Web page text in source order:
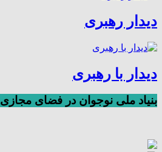
دیدار رهبری
دیدار با رهبری
بنیاد ملی نوجوان در فضای مجازی